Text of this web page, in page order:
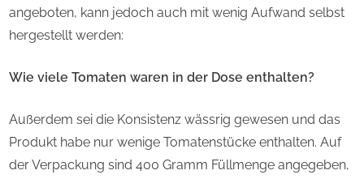
angeboten, kann jedoch auch mit wenig Aufwand selbst
hergestellt werden:
Wie viele Tomaten waren in der Dose enthalten?
Außerdem sei die Konsistenz wässrig gewesen und das
Produkt habe nur wenige Tomatenstücke enthalten. Auf
der Verpackung sind 400 Gramm Füllmenge angegeben,